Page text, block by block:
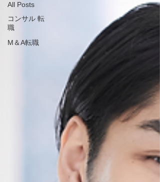
All Posts
コンサル 転
職
M＆A転職